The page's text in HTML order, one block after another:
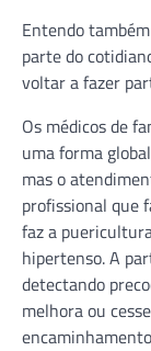
Entendo
parte do
voltar a fazer
Os médicos de
uma forma
mas o
profissional que
faz a
hipertenso. A
detectando
melhora ou